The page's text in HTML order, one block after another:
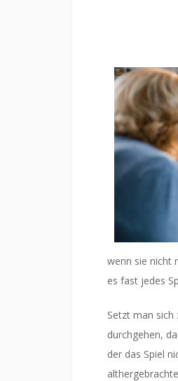
wenn sie nicht
es fast jedes
Setzt man sich
durchgehen,
der das Spiel